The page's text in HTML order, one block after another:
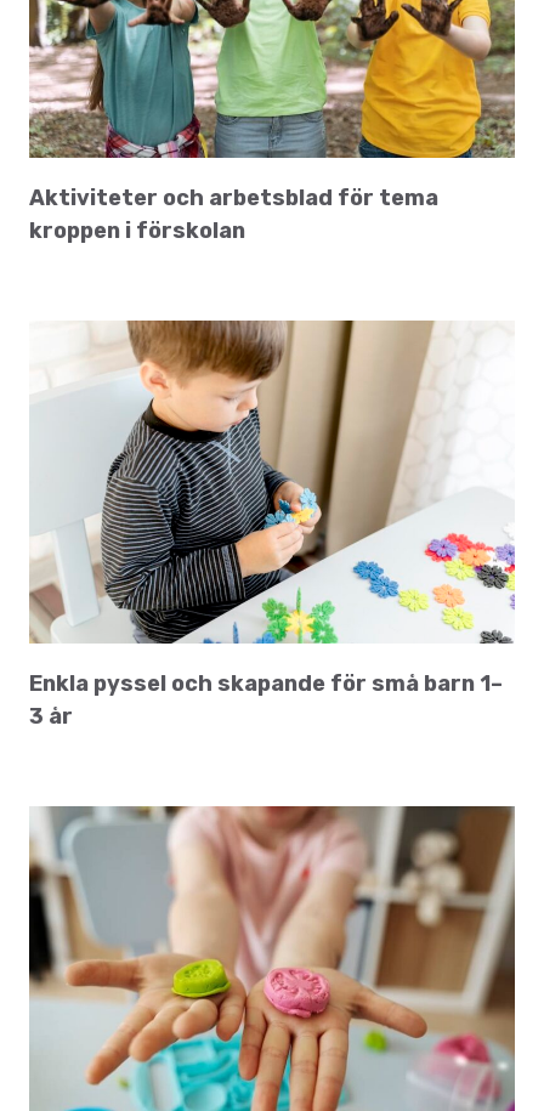
Aktiviteter och arbetsblad för tema
kroppen i förskolan
Enkla pyssel och skapande för små barn 1–
3 år